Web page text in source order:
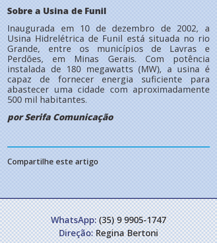
Sobre a Usina de Funil
Inaugurada em 10 de dezembro de 2002, a
Usina Hidrelétrica de Funil está situada no rio
Grande, entre os municípios de Lavras e
Perdões, em Minas Gerais. Com potência
instalada de 180 megawatts (MW), a usina é
capaz de fornecer energia suficiente para
abastecer uma cidade com aproximadamente
500 mil habitantes.
por Serifa Comunicação
Compartilhe este artigo
WhatsApp:(35) 9 9905-1747
Direção:Regina Bertoni